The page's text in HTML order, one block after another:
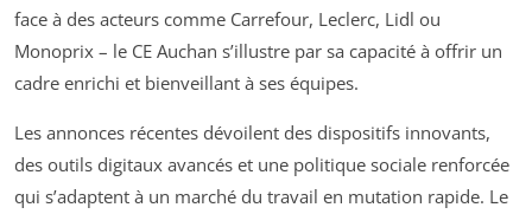
face à des acteurs comme Carrefour, Leclerc, Lidl ou
Monoprix – le CE Auchan s’illustre par sa capacité à offrir un
cadre enrichi et bienveillant à ses équipes.
Les annonces récentes dévoilent des dispositifs innovants,
des outils digitaux avancés et une politique sociale renforcée
qui s’adaptent à un marché du travail en mutation rapide. Le